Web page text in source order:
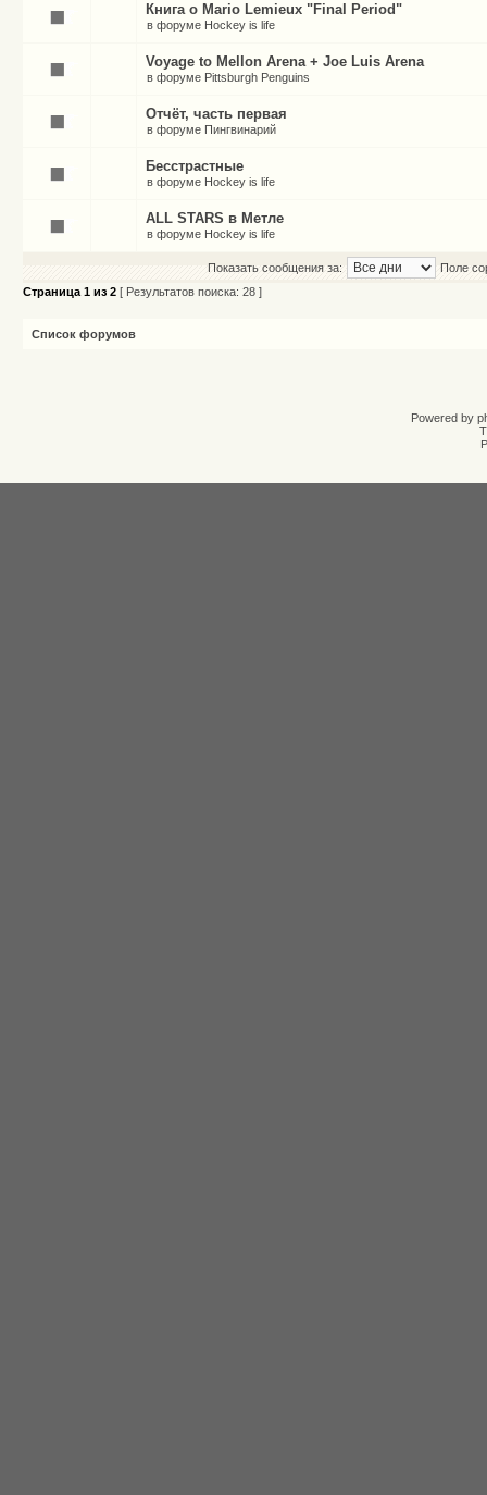
Книга о Mario Lemieux "Final Period"
в форуме Hockey is life
Voyage to Mellon Arena + Joe Luis Arena
в форуме Pittsburgh Penguins
Отчёт, часть первая
в форуме Пингвинарий
Бесстрастные
в форуме Hockey is life
ALL STARS в Метле
в форуме Hockey is life
Показать сообщения за:
Поле
Страница 1 из 2 [ Результатов поиска: 28 ]
Список форумов
Powered by